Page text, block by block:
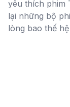
yêu thích phim
lại những bộ
lòng bao thế